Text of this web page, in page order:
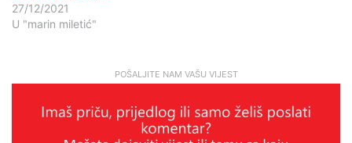
27/12/2021
U "marin miletić"
POŠALJITE NAM VAŠU VIJEST